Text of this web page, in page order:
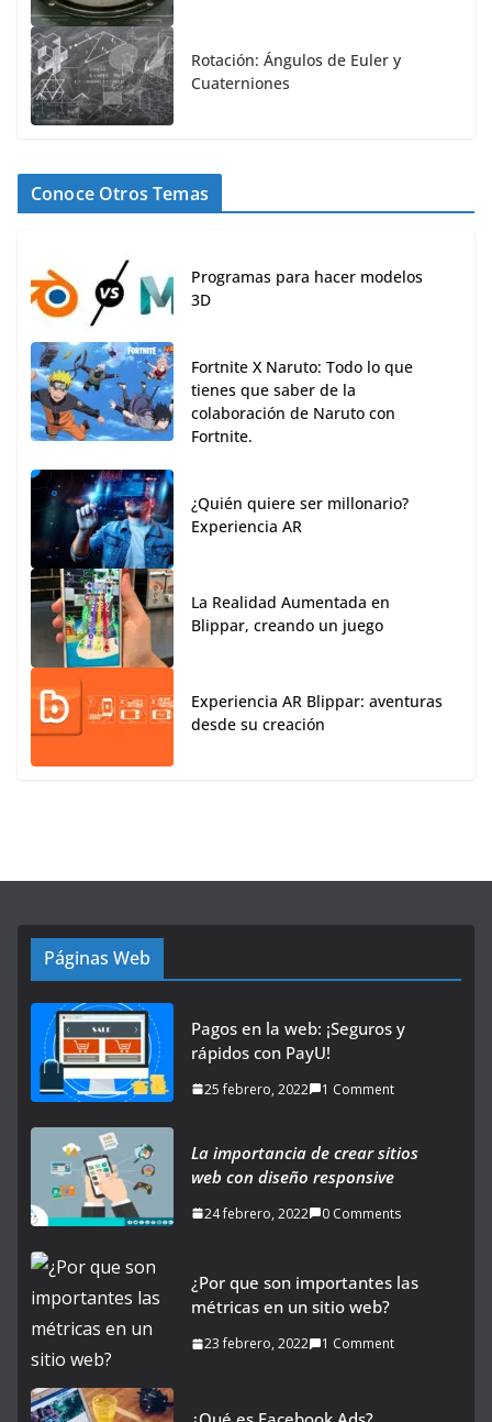
Rotación: Ángulos de Euler y
Cuaterniones
Conoce Otros Temas
Programas para hacer modelos
3D
Fortnite X Naruto: Todo lo que
tienes que saber de la
colaboración de Naruto con
Fortnite.
¿Quién quiere ser millonario?
Experiencia AR
La Realidad Aumentada en
Blippar, creando un juego
Experiencia AR Blippar: aventuras
desde su creación
Páginas Web
Pagos en la web: ¡Seguros y
rápidos con PayU!
25 febrero, 2022 1 Comment
La importancia de crear sitios
web con diseño responsive
24 febrero, 2022 0 Comments
¿Por que son importantes las
métricas en un sitio web?
23 febrero, 2022 1 Comment